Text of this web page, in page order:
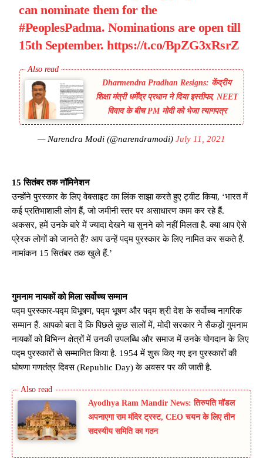
can nominate them for the
#PeoplesPadma. Nominations are open till
15th September.https://t.co/BpZG3xRsrZ
Dharmendra Pradhan Resigns: केंद्रीय
शिक्षा मंत्री धर्मेंद्र प्रधान ने दिया इस्तीफा, NEET
विवाद के बीच PM मोदी को भेजा त्यागपत्र
— Narendra Modi (@narendramodi) July 11, 2021
15 सितंबर तक नॉमिनेशन
उन्होंने पुरस्कार के लिए वेबसाइट का लिंक साझा करते हुए ट्वीट किया, ‘भारत में
कई प्रतिभाशाली लोग हैं, जो जमीनी स्तर पर असाधारण काम कर रहे हैं.
अकसर, हमें उनके बारे में ज्यादा देखने या सुनने को नहीं मिलता है. क्या आप ऐसे
प्रेरक लोगों को जानते हैं? आप उन्हें पद्म पुरस्कार के लिए नामित कर सकते हैं.
नामांकन 15 सितंबर तक खुले हैं.’
गुमनाम नायकों को मिला सर्वोच्च सम्मान
पद्म पुरस्कार-पद्म विभूषण, पद्म भूषण और पद्म श्री देश के सर्वोच्च नागरिक
सम्मान हैं. आपको बता दें कि पिछले कुछ सालों में, मोदी सरकार ने सैकड़ों गुमनाम
नायकों को विभिन्न क्षेत्रों में उनकी उपलब्धि और समाज में उनके योगदान के लिए
पद्म पुरस्कारों से सम्मानित किया है. 1954 में शुरू किए गए इन पुरस्कारों की
घोषणा गणतंत्र दिवस (Republic Day) के अवसर पर की जाती है.
Ayodhya Ram Mandir News: तिरुपति मॉडल
अपनाएगा राम मंदिर ट्रस्ट, CEO चयन के लिए तीन
सदस्यीय समिति का गठन